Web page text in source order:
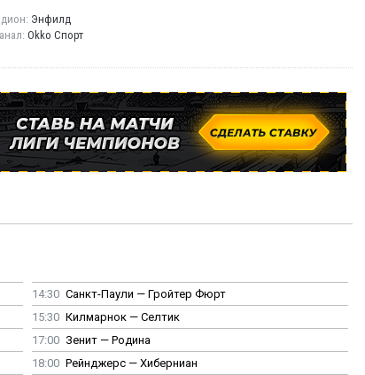
Энфилд
Okko Спорт
14:30 Санкт-Паули — Гройтер Фюрт
15:30 Килмарнок — Селтик
17:00 Зенит — Родина
18:00 Рейнджерс — Хиберниан